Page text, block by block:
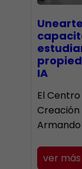
IA
El
Creación
ver más